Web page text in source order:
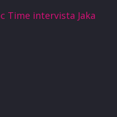
Time intervista Jaka